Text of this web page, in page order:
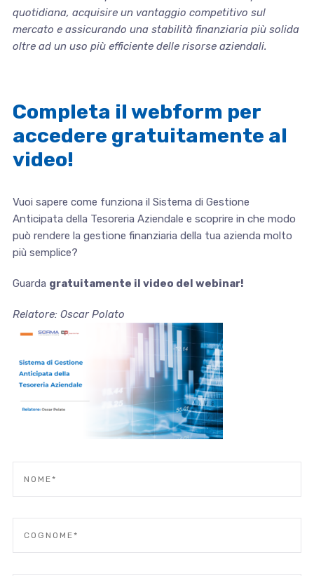
quotidiana, acquisire un vantaggio competitivo sul
mercato e assicurando una stabilità finanziaria più solida
oltre ad un uso più efficiente delle risorse aziendali.
Completa il webform per
accedere gratuitamente al
video!
Vuoi sapere come funziona il Sistema di Gestione
Anticipata della Tesoreria Aziendale e scoprire in che modo
può rendere la gestione finanziaria della tua azienda molto
più semplice?
Guarda gratuitamente il video del webinar!
Relatore: Oscar Polato